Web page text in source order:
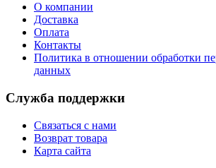
О компании
Доставка
Оплата
Контакты
Политика в отношении обработки
данных
Служба поддержки
Связаться с нами
Возврат товара
Карта сайта